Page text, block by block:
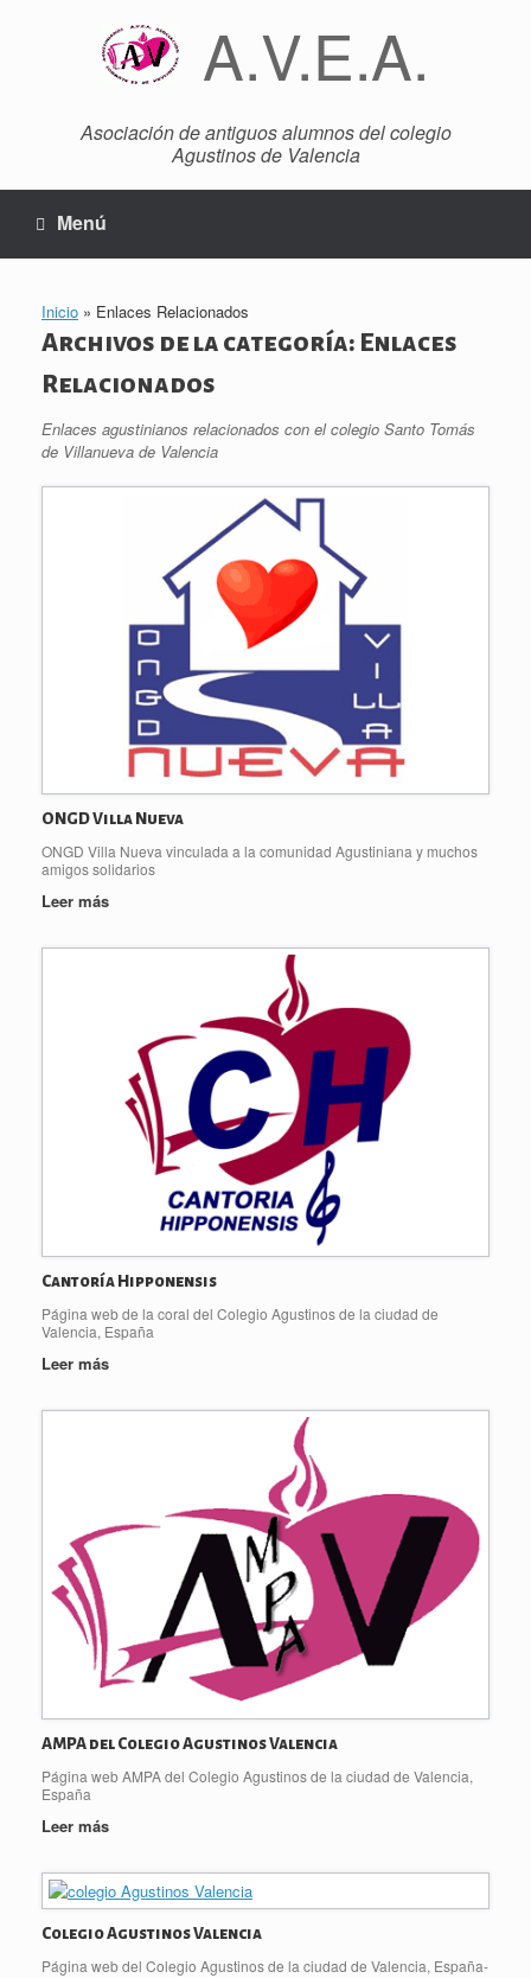
A.V.E.A.
Asociación de antiguos alumnos del colegio
Agustinos de Valencia
Menú
Inicio » Enlaces Relacionados
Archivos de la categoría: Enlaces
Relacionados
Enlaces agustinianos relacionados con el colegio Santo Tomás
de Villanueva de Valencia
ONGD Villa Nueva
ONGD Villa Nueva vinculada a la comunidad Agustiniana y muchos
amigos solidarios
Leer más
Cantoría Hipponensis
Página web de la coral del Colegio Agustinos de la ciudad de
Valencia, España
Leer más
AMPA del Colegio Agustinos Valencia
Página web AMPA del Colegio Agustinos de la ciudad de Valencia,
España
Leer más
Colegio Agustinos Valencia
Página web del Colegio Agustinos de la ciudad de Valencia, España-